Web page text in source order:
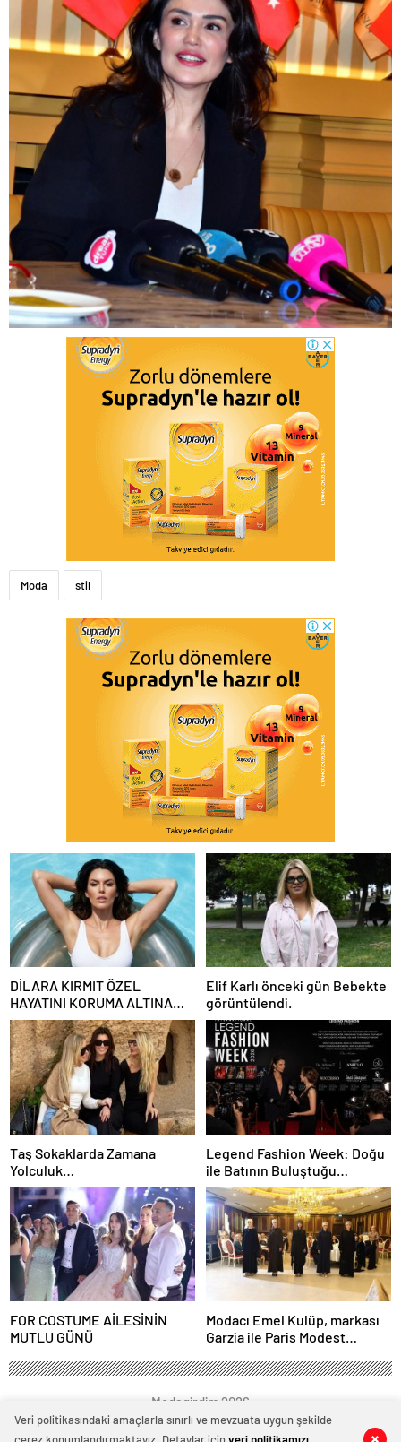
0 0
0 0
Moda stil
DİLARA KIRMIT ÖZEL
HAYATINI KORUMA ALTINA
ALDI
Elif Karlı önceki gün Bebekte
görüntülendi.
Taş Sokaklarda Zamana
Yolculuk…
Legend Fashion Week: Doğu
ile Batının Buluştuğu
Uluslararası Moda Sahnesi
FOR COSTUME AİLESİNİN
MUTLU GÜNÜ
Modacı Emel Kulüp, markası
Garzia ile Paris Modest
doldurdu.
Modagirdim 2026
Veri politikasındaki amaçlarla sınırlı ve mevzuata uygun şekilde